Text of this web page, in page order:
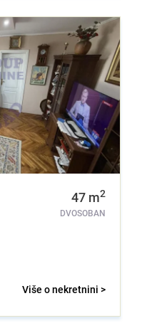
47 m2
DVOSOBAN
Više o nekretnini >